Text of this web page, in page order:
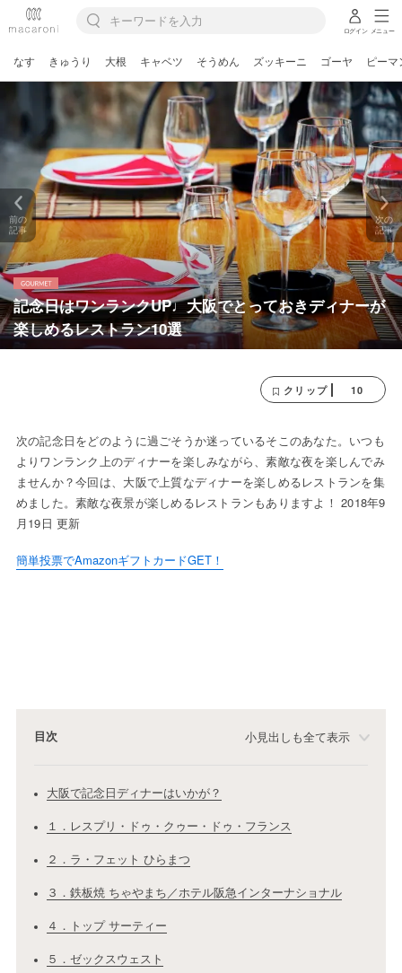
ログイン メニュー
なす きゅうり 大根 キャベツ そうめん ズッキーニ ゴーヤ ピーマ
記念日はワンランクUP♩大阪でとっておきディナーが
楽しめるレストラン10選
前の
記事
次の
記事
クリップ 10
次の記念日をどのように過ごそうか迷っているそこのあなた。いつも
よりワンランク上のディナーを楽しみながら、素敵な夜を楽しんでみ
ませんか？今回は、大阪で上質なディナーを楽しめるレストランを集
めました。素敵な夜景が楽しめるレストランもありますよ！ 2018年9
月19日 更新
簡単投票でAmazonギフトカードGET！
目次 小見出しも全て表示
大阪で記念日ディナーはいかが？
１．レスプリ・ドゥ・クゥー・ドゥ・フランス
２．ラ・フェット ひらまつ
３．鉄板焼 ちゃやまち／ホテル阪急インターナショナル
４．トップ サーティー
５．ゼックスウェスト